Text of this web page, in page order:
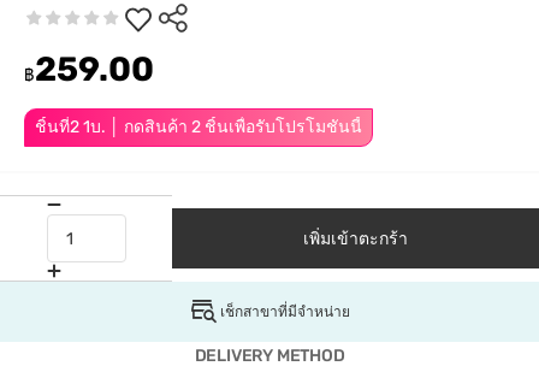
ชิ้นที่2 1บ. │ กดสินค้า 2 ชิ้นเพื่อรับโปรโมชันนี้
฿259.00
เพิ่มเข้าตะกร้า
เช็กสาขาที่มีจำหน่าย
DELIVERY METHOD